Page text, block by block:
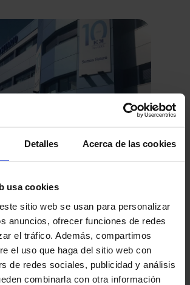
Detalles Acerca de las cookies
usa cookies
sitio web se usan para personalizar
anuncios, ofrecer funciones de redes
el tráfico. Además, compartimos
el uso que haga del sitio web con
de redes sociales, publicidad y análisis
combinarla con otra información
colombianos se forman en HM
de pulmón
oncólogos colombianos han asistido en
Oncológico Clara Campal HM CIOCC,